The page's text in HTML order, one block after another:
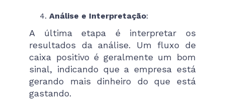
Análise e Interpretação:
A última etapa é interpretar os
resultados da análise. Um fluxo de
caixa positivo é geralmente um bom
sinal, indicando que a empresa está
gerando mais dinheiro do que está
gastando.